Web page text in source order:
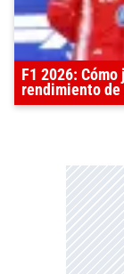
F1 2026:
rendimiento